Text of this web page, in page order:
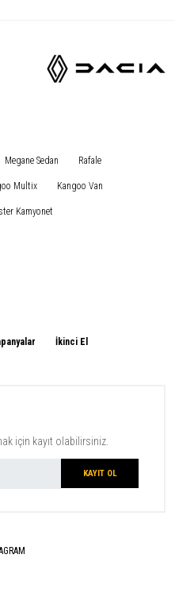
Megane Sedan Rafale
Multix Kangoo Van
Kamyonet
İkinci El
için kayıt olabilirsiniz.